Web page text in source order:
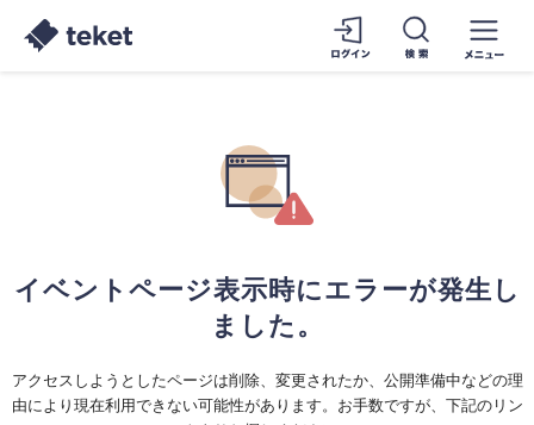
イベントページ表示時にエラーが発生し
ました。
アクセスしようとしたページは削除、変更されたか、公開準備中などの理
由により現在利用できない可能性があります。お手数ですが、下記のリン